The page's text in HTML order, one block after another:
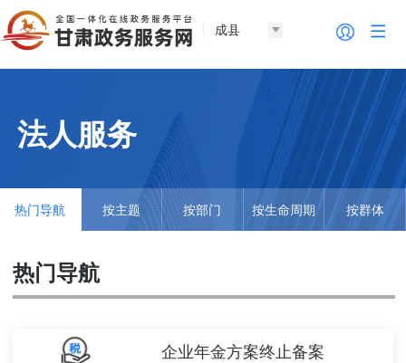
成县
法人服务
热门导航 按主题 按部门 按生命周期 按群体
热门导航
企业年金方案终止备案